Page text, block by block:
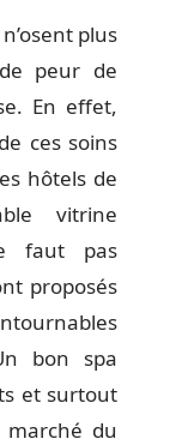
plus
peur de
En effet,
ces soins
hôtels de
vitrine
faut pas
proposés
bon spa
et surtout
marché du